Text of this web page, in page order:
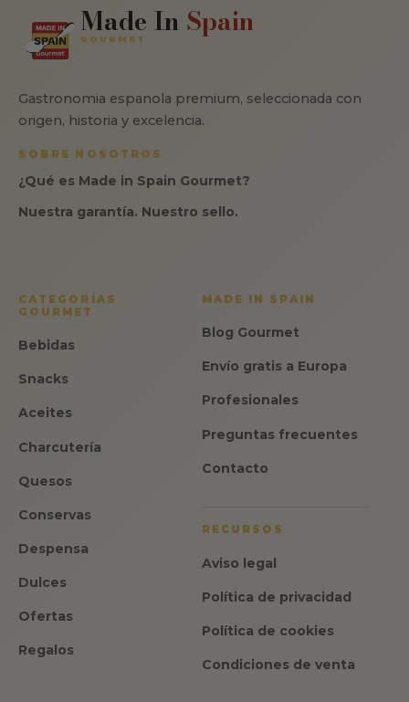
Made In Spain
GOURMET
Gastronomia espanola premium, seleccionada con
origen, historia y excelencia.
SOBRE NOSOTROS
¿Qué es Made in Spain Gourmet?
Nuestra garantía. Nuestro sello.
CATEGORÍAS
GOURMET
Bebidas
Snacks
Aceites
Charcutería
Quesos
Conservas
Despensa
Dulces
Ofertas
Regalos
MADE IN SPAIN
Blog Gourmet
Envío gratis a Europa
Profesionales
Preguntas frecuentes
Contacto
RECURSOS
Aviso legal
Política de privacidad
Política de cookies
Condiciones de venta